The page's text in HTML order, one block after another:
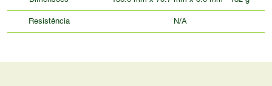
Resistência N/A